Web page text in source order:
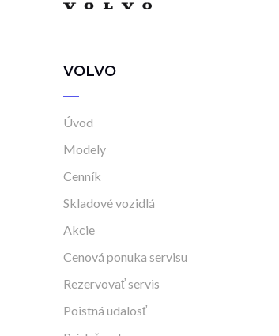
VOLVO
Úvod
Modely
Cenník
Skladové vozidlá
Akcie
Cenová ponuka servisu
Rezervovať servis
Poistná udalosť